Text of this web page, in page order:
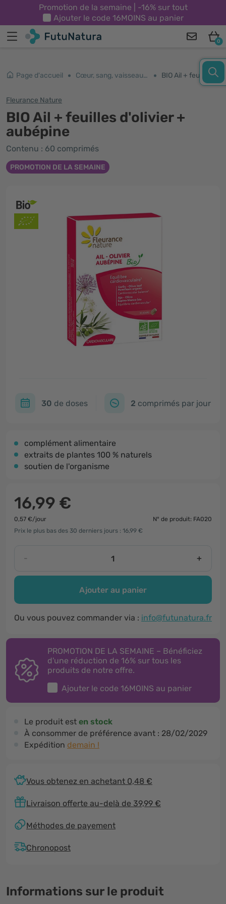
Promotion de la semaine | -16% sur tout
Ajouter le code 16MOINS au panier
0
Page d'accueil Cœur, sang, vaisseaux sanguins BIO Ail + feuilles d'olivier + aubépine
Fleurance Nature
BIO Ail + feuilles d'olivier +
aubépine
Contenu : 60 comprimés
PROMOTION DE LA SEMAINE
30 de doses 2 comprimés par jour
complément alimentaire
extraits de plantes 100 % naturels
soutien de l'organisme
16,99 €
0,57 €/jour
N° de produit: FA020
Prix le plus bas des 30 derniers jours : 16,99 €
- +
Ajouter au panier
Ou vous pouvez commander via : info@futunatura.fr
PROMOTION DE LA SEMAINE – Bénéficiez
d'une réduction de 16% sur tous les
produits de notre offre.
Ajouter le code 16MOINS au panier
Le produit est en stock
À consommer de préférence avant : 28/02/2029
Expédition demain !
Vous obtenez en achetant 0,48 €
Livraison offerte au-delà de 39,99 €
Méthodes de payement
Chronopost
Informations sur le produit